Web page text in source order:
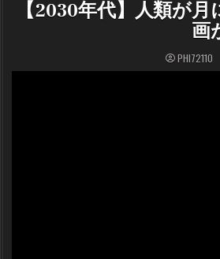
【2030年代】人類が
画
PHI72110